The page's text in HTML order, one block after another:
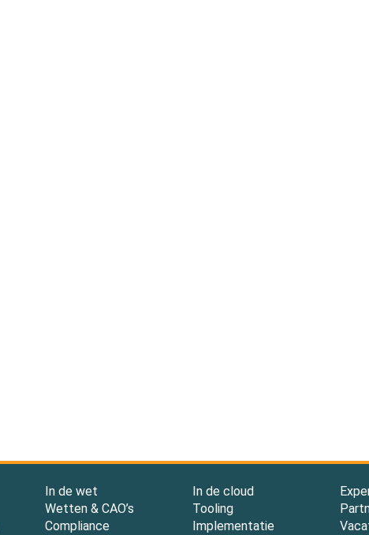
In de wet
Wetten & CAO’s
Compliance
In de cloud
Tooling
Implementatie